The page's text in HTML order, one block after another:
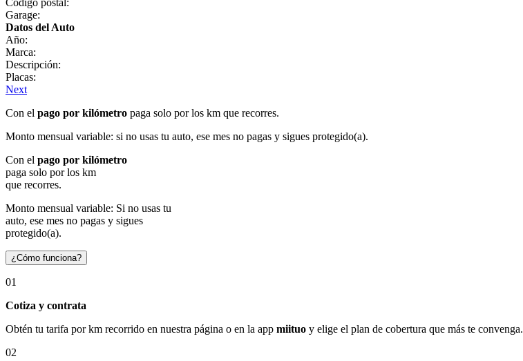
Garage:
Datos del Auto
Año:
Marca:
Descripción:
Placas:
Next
Con el pago por kilómetro paga solo por los km que recorres.
Monto mensual variable: si no usas tu auto, ese mes no pagas y sigues protegido(a).
Con el pago por kilómetro
paga solo por los km
que recorres.
Monto mensual variable: Si no usas tu
auto, ese mes no pagas y sigues
protegido(a).
¿Cómo funciona?
01
Cotiza y contrata
Obtén tu tarifa por km recorrido en nuestra página o en la app miituo y elige el plan de cobertura que más te convenga.
02